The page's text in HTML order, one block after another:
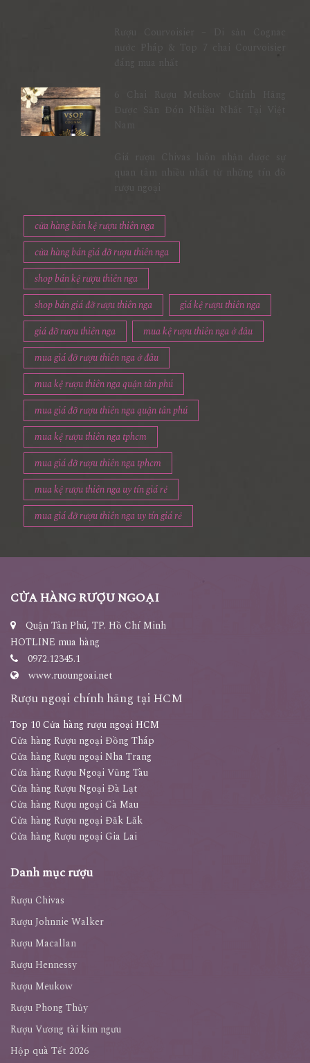
cửa hàng bán kệ rượu thiên nga
cửa hàng bán giá đỡ rượu thiên nga
shop bán kệ rượu thiên nga
shop bán giá đỡ rượu thiên nga
giá kệ rượu thiên nga
giá đỡ rượu thiên nga
mua kệ rượu thiên nga ở đâu
mua giá đỡ rượu thiên nga ở đâu
mua kệ rượu thiên nga quận tân phú
mua giá đỡ rượu thiên nga quận tân phú
mua kệ rượu thiên nga tphcm
mua giá đỡ rượu thiên nga tphcm
mua kệ rượu thiên nga uy tín giá rẻ
mua giá đỡ rượu thiên nga uy tín giá rẻ
CỬA HÀNG RƯỢU NGOẠI
Quận Tân Phú, TP. Hồ Chí Minh
HOTLINE mua hàng
0972.12345.1
www.ruoungoai.net
Rượu ngoại chính hãng tại HCM
Top 10 Cửa hàng rượu ngoại HCM
Cửa hàng Rượu ngoại Đồng Tháp
Cửa hàng Rượu ngoại Nha Trang
Cửa hàng Rượu Ngoại Vũng Tàu
Cửa hàng Rượu Ngoại Đà Lạt
Cửa hàng Rượu ngoại Cà Mau
Cửa hàng Rượu ngoại Đăk Lăk
Cửa hàng Rượu ngoại Gia Lai
Danh mục rượu
Rượu Chivas
Rượu Johnnie Walker
Rượu Macallan
Rượu Hennessy
Rượu Meukow
Rượu Phong Thủy
Rượu Vương tài kim ngưu
Hộp quà Tết 2026